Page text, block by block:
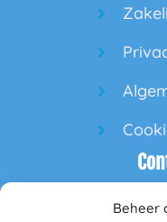
Beheer